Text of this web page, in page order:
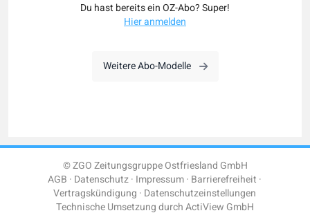
Du hast bereits ein OZ-Abo? Super!
Hier anmelden
Weitere Abo-Modelle
© ZGO Zeitungsgruppe Ostfriesland GmbH
AGB Datenschutz Impressum Barrierefreiheit
Vertragskündigung Datenschutzeinstellungen
Technische Umsetzung durchActiView GmbH